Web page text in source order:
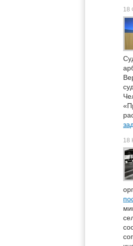
18
18